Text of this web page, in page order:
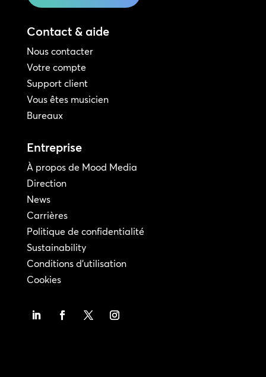
Contact & aide
Nous contacter
Votre compte
Support client
Vous êtes musicien
Bureaux
Entreprise
À propos de Mood Media
Direction
News
Carrières
Politique de confidentialité
Sustainability
Conditions d'utilisation
Cookies